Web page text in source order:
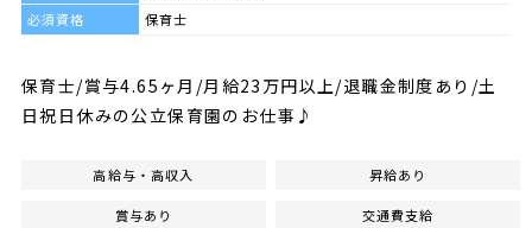
必須資格
保育士
保育士/賞与4.65ヶ月/月給23万円以上/退職金制度あり/土
日祝日休みの公立保育園のお仕事♪
高給与・高収入 昇給あり
賞与あり 交通費支給